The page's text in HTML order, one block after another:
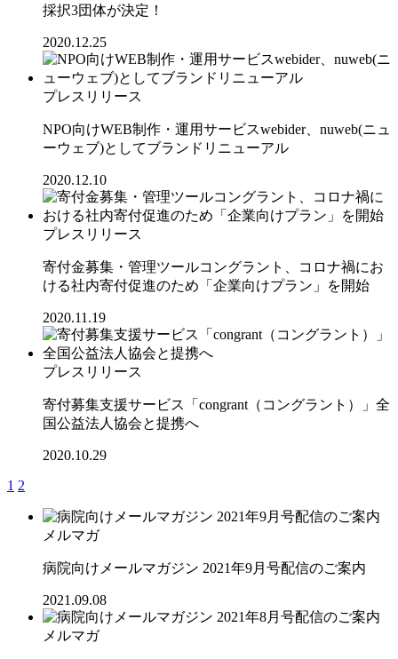
採択3団体が決定！
2020.12.25
プレスリリース
NPO向けWEB制作・運用サービスwebider、nuweb(ニュ
ーウェブ)としてブランドリニューアル
2020.12.10
プレスリリース
寄付金募集・管理ツールコングラント、コロナ禍にお
ける社内寄付促進のため「企業向けプラン」を開始
2020.11.19
プレスリリース
寄付募集支援サービス「congrant（コングラント）」全
国公益法人協会と提携へ
2020.10.29
1 2
メルマガ
病院向けメールマガジン 2021年9月号配信のご案内
2021.09.08
メルマガ